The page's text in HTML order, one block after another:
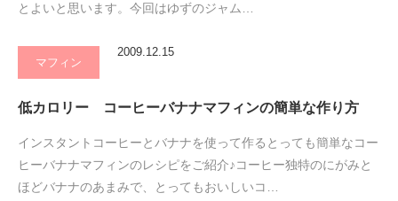
とよいと思います。今回はゆずのジャム…
マフィン
2009.12.15
低カロリー コーヒーバナナマフィンの簡単な作り方
インスタントコーヒーとバナナを使って作るとっても簡単なコー
ヒーバナナマフィンのレシピをご紹介♪コーヒー独特のにがみと
ほどバナナのあまみで、とってもおいしいコ…